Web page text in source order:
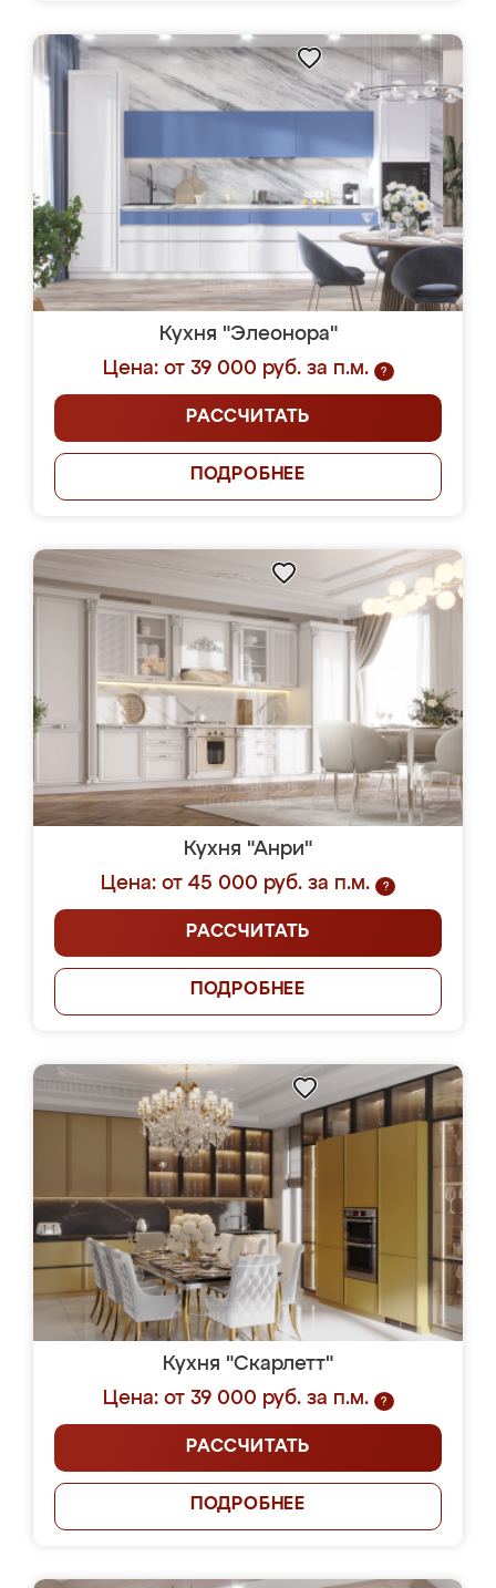
Кухня "Элеонора"
Цена: от 39 000 руб. за п.м.
?
РАССЧИТАТЬ
ПОДРОБНЕЕ
Кухня "Анри"
Цена: от 45 000 руб. за п.м.
?
РАССЧИТАТЬ
ПОДРОБНЕЕ
Кухня "Скарлетт"
Цена: от 39 000 руб. за п.м.
?
РАССЧИТАТЬ
ПОДРОБНЕЕ